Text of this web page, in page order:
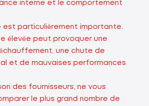
interne et le comportement
est particulièrement importante.
élevée peut provoquer une
une chute de
et de mauvaises performances
des fournisseurs, ne vous
le plus grand nombre de